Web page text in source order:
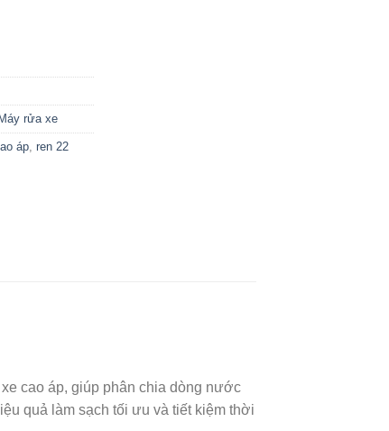
Máy rửa xe
áp, ren 22
cao áp, giúp phân chia dòng nước
quả làm sạch tối ưu và tiết kiệm thời